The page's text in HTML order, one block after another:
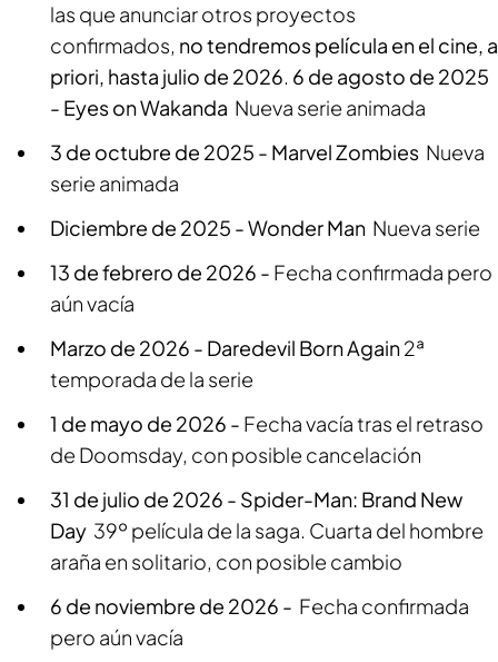
las que anunciar otros proyectos
confirmados, no tendremos película en el cine, a
priori, hasta julio de 2026. 6 de agosto de 2025
- Eyes on Wakanda Nueva serie animada
3 de octubre de 2025 - Marvel Zombies Nueva
serie animada
Diciembre de 2025 -Wonder Man Nueva serie
13 de febrero de 2026 - Fecha confirmada pero
aún vacía
Marzo de 2026 - Daredevil Born Again2ª
temporada de la serie
1 de mayo de 2026 - Fecha vacía tras el retraso
de Doomsday, con posible cancelación
31 de julio de 2026 - Spider-Man: Brand New
Day 39º película de la saga. Cuarta del hombre
araña en solitario, con posible cambio
6 de noviembre de 2026 - Fecha confirmada
pero aún vacía